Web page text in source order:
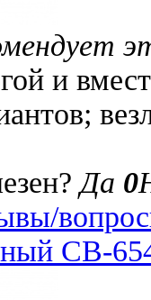
и
Да 0
СВ-